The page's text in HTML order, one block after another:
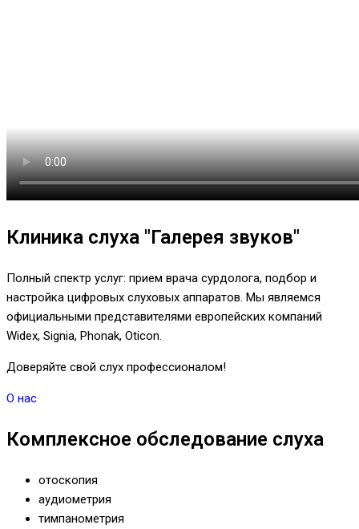
Клиника слуха "Галерея звуков"
Полный спектр услуг: прием врача сурдолога, подбор и
настройка цифровых слуховых аппаратов. Мы являемся
официальными представителями европейских компаний
Widex, Signia, Phonak, Oticon.
Доверяйте свой слух профессионалом!
О нас
Комплексное обследование слуха
отоскопия
аудиометрия
тимпанометрия